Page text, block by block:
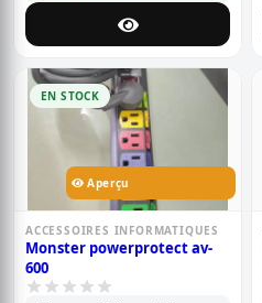
EN STOCK
Aperçu
ACCESSOIRES INFORMATIQUES
Monster powerprotect av-
600